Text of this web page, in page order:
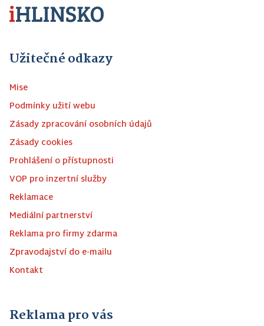
Užitečné odkazy
Mise
Podmínky užití webu
Zásady zpracování osobních údajů
Zásady cookies
Prohlášení o přístupnosti
VOP pro inzertní služby
Reklamace
Mediální partnerství
Reklama pro firmy zdarma
Zpravodajství do e-mailu
Kontakt
Reklama pro vás